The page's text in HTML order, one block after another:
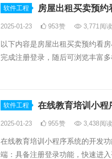
软件工程 房屋出租买卖预
2025-01-23 953赞 3,771阅读
以下内容是房屋出租买卖预约看
完成注册登录，随后可浏览丰富
软件工程 在线教育培训小程
2025-01-23 955赞 3,438阅读
在线教育培训小程序系统的开发
端：具备注册登录功能，快速进